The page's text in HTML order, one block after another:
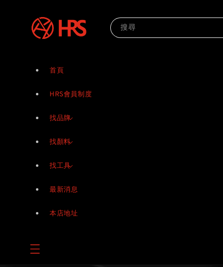
搜尋
首頁
HRS會員制度
找品牌
找顏料
找工具
最新消息
本店地址